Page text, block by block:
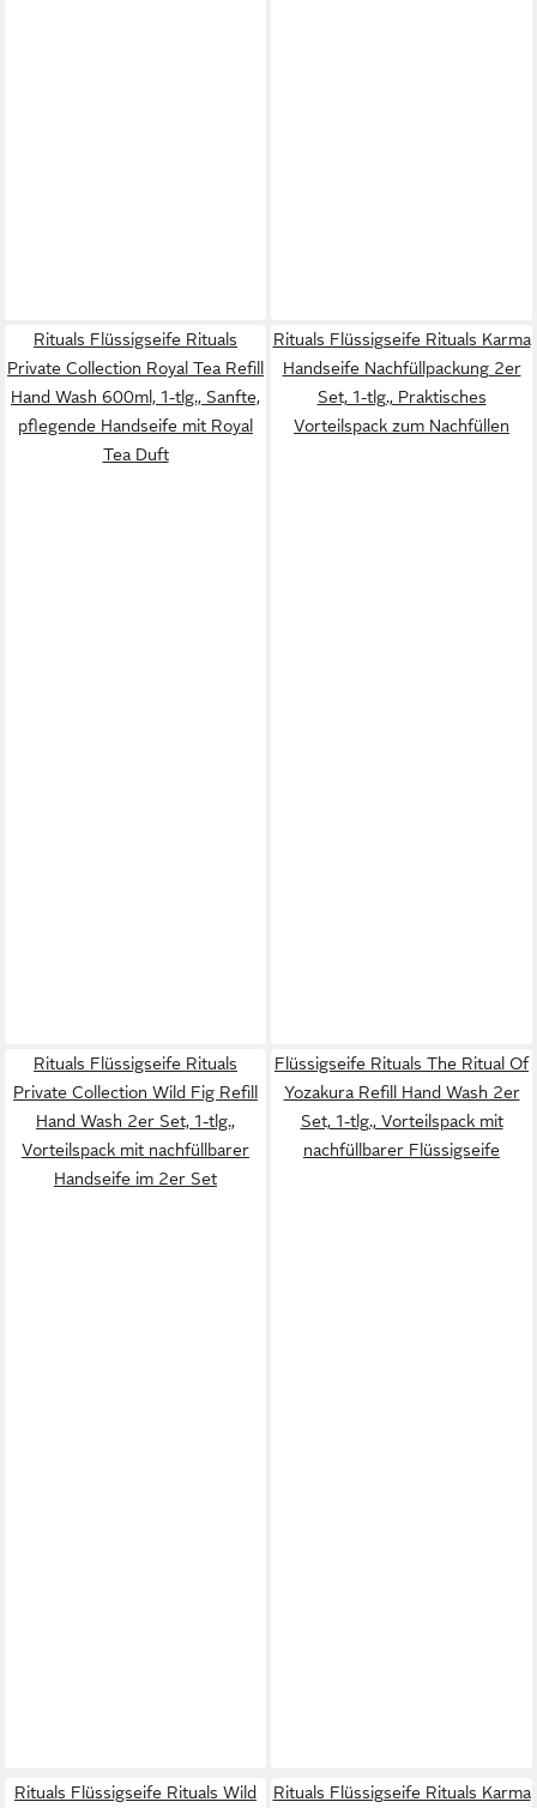
Rituals Flüssigseife Rituals
Private Collection Royal Tea Refill
Hand Wash 600ml, 1-tlg., Sanfte,
pflegende Handseife mit Royal
Tea Duft
Rituals Flüssigseife Rituals Karma
Handseife Nachfüllpackung 2er
Set, 1-tlg., Praktisches
Vorteilspack zum Nachfüllen
Rituals Flüssigseife Rituals
Private Collection Wild Fig Refill
Hand Wash 2er Set, 1-tlg.,
Vorteilspack mit nachfüllbarer
Handseife im 2er Set
Flüssigseife Rituals The Ritual Of
Yozakura Refill Hand Wash 2er
Set, 1-tlg., Vorteilspack mit
nachfüllbarer Flüssigseife
Rituals Flüssigseife Rituals Wild Rituals Flüssigseife Rituals Karma